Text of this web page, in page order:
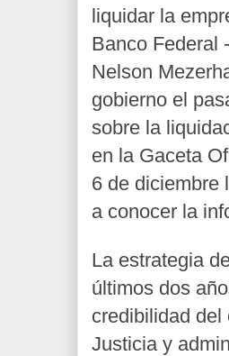
liquidar la
Banco Federal
Nelson
gobierno el
sobre la
en la Gaceta
6 de diciembre
a conocer la
La estrategia
últimos dos
credibilidad
Justicia y